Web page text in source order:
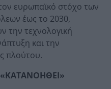
ευρωπαϊκό στόχο των
έως το 2030,
την τεχνολογική
και την
πλούτου.